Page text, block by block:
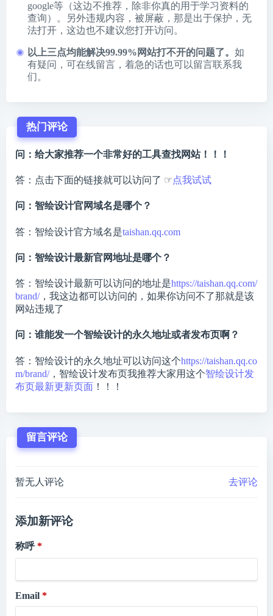
google等（这边不推荐，除非你真的用于学习资料的
查询）。另外违规内容，被屏蔽，那是出于保护，无
法打开，这边也不建议您打开访问。
以上三点均能解决99.99%网站打不开的问题了。 如
有疑问，可在线留言，着急的话也可以留言联系我
们。
热门评论
问：给大家推荐一个非常好的工具查找网站！！！
答：点击下面的链接就可以访问了 ☞点我试试
问：智绘设计官网域名是哪个？
答：智绘设计官方域名是taishan.qq.com
问：智绘设计最新官网地址是哪个？
答：智绘设计最新可以访问的地址是https://taishan.qq.com/
brand/，我这边都可以访问的，如果你访问不了那就是该
网站违规了
问：谁能发一个智绘设计的永久地址或者发布页啊？
答：智绘设计的永久地址可以访问这个https://taishan.qq.co
m/brand/，智绘设计发布页我推荐大家用这个智绘设计发
布页最新更新页面 ！！！
留言评论
暂无人评论 去评论
添加新评论
称呼
Email